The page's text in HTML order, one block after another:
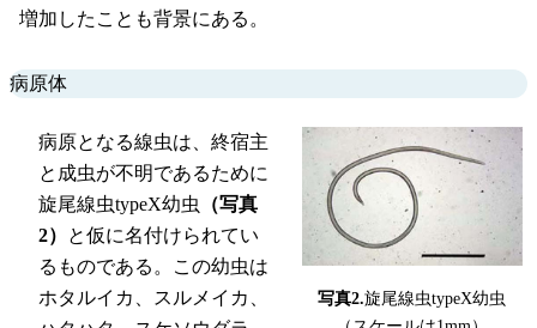
増加したことも背景にある。
病原体
写真2.旋尾線虫typeX幼虫
病原となる線虫は、終宿主
と成虫が不明であるために
旋尾線虫typeX幼虫
（写真
2）
と仮に名付けられてい
るものである。この幼虫は
ホタルイカ、スルメイカ、